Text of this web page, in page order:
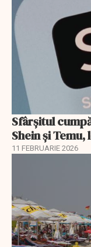
Sfârșitul
Shein și
11 FEBRUARIE 2026